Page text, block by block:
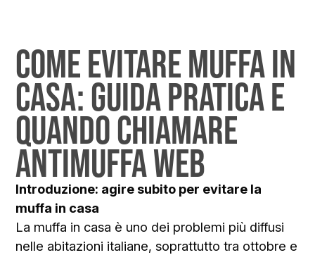
COME EVITARE MUFFA IN
CASA: GUIDA PRATICA E
QUANDO CHIAMARE
ANTIMUFFA WEB
Introduzione: agire subito per evitare la
muffa in casa
La muffa in casa è uno dei problemi più diffusi
nelle abitazioni italiane, soprattutto tra ottobre e